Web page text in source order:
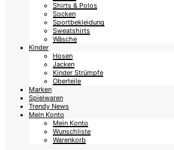
Shirts & Polos
Socken
Sportbekleidung
Sweatshirts
Wäsche
Kinder
Hosen
Jacken
Kinder Strümpfe
Oberteile
Marken
Spielwaren
Trendy News
Mein Konto
Mein Konto
Wunschliste
Warenkorb